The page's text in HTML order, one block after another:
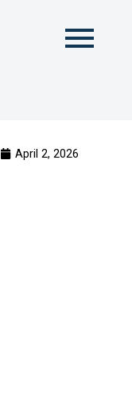
April 2, 2026